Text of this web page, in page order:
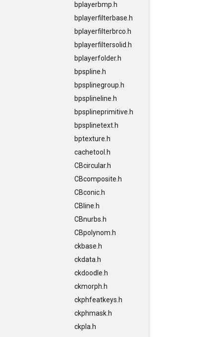
bplayerbmp.h
bplayerfilterbase.h
bplayerfilterbrco.h
bplayerfiltersolid.h
bplayerfolder.h
bpspline.h
bpsplinegroup.h
bpsplineline.h
bpsplineprimitive.h
bpsplinetext.h
bptexture.h
cachetool.h
CBcircular.h
CBcomposite.h
CBconic.h
CBline.h
CBnurbs.h
CBpolynom.h
ckbase.h
ckdata.h
ckdoodle.h
ckmorph.h
ckphfeatkeys.h
ckphmask.h
ckpla.h